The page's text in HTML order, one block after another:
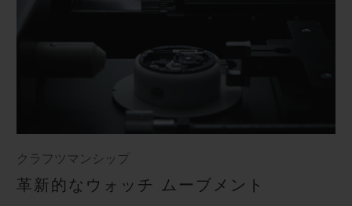
クラフツマンシップ
革新的なウォッチ ムーブメント